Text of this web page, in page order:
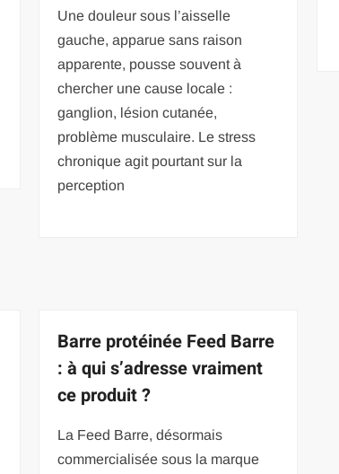
Une douleur sous l’aisselle
gauche, apparue sans raison
apparente, pousse souvent à
chercher une cause locale :
ganglion, lésion cutanée,
problème musculaire. Le stress
chronique agit pourtant sur la
perception
Barre protéinée Feed Barre
: à qui s’adresse vraiment
ce produit ?
La Feed Barre, désormais
commercialisée sous la marque